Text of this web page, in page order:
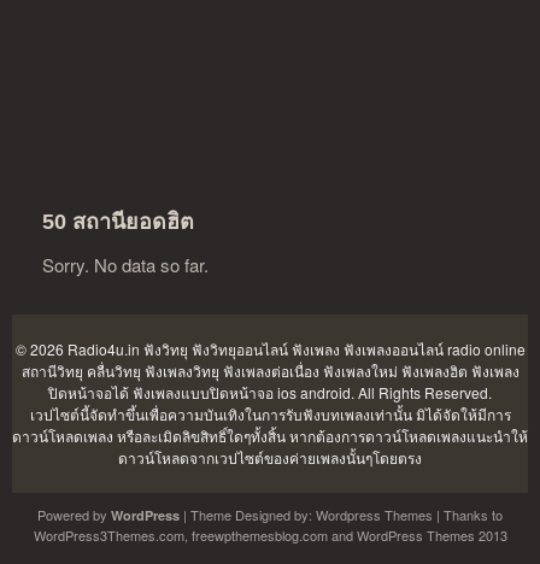
50 สถานียอดฮิต
Sorry. No data so far.
© 2026 Radio4u.in ฟังวิทยุ ฟังวิทยุออนไลน์ ฟังเพลง ฟังเพลงออนไลน์ radio online
สถานีวิทยุ คลื่นวิทยุ ฟังเพลงวิทยุ ฟังเพลงต่อเนื่อง ฟังเพลงใหม่ ฟังเพลงฮิต ฟังเพลง
ปิดหน้าจอได้ ฟังเพลงแบบปิดหน้าจอ ios android. All Rights Reserved.
เวปไซต์นี้จัดทำขึ้นเพื่อความบันเทิงในการรับฟังบทเพลงเท่านั้น มิได้จัดให้มีการ
ดาวน์โหลดเพลง หรือละเมิดลิขสิทธิ์ใดๆทั้งสิ้น หากต้องการดาวน์โหลดเพลงแนะนำให้
ดาวน์โหลดจากเวปไซต์ของค่ายเพลงนั้นๆโดยตรง
Powered by WordPress | Theme Designed by: Wordpress Themes | Thanks to
WordPress3Themes.com, freewpthemesblog.comandWordPress Themes 2013